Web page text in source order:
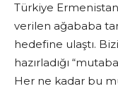
Türkiye
verilen ağababa
hedefine ulaştı.
hazırladığı
Her ne kadar bu